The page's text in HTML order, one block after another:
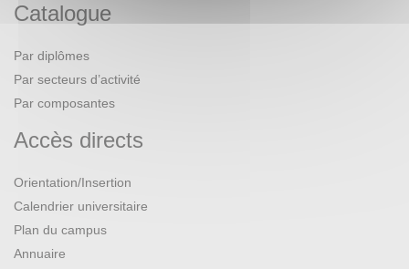
Catalogue
Par diplômes
Par secteurs d’activité
Par composantes
Accès directs
Orientation/Insertion
Calendrier universitaire
Plan du campus
Annuaire